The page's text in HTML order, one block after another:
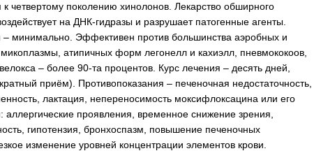
к четвертому поколению хинолонов. Лекарство обширного
на ДНК-гидразы и разрушает патогенные агенты.
– минимально. Эффективен против большинства аэробных и
атипичных форм легонелл и кахиэлл, пневмококоов,
– более 90-та процентов. Курс лечения – десять дней,
приём). Противопоказания – печеночная недостаточность,
лактация, непереносимость моксифлоксацина или его
проявления, временное снижение зрения,
гипотензия, бронхоспазм, повышение печеночных
изменение уровней концентрации элементов крови.